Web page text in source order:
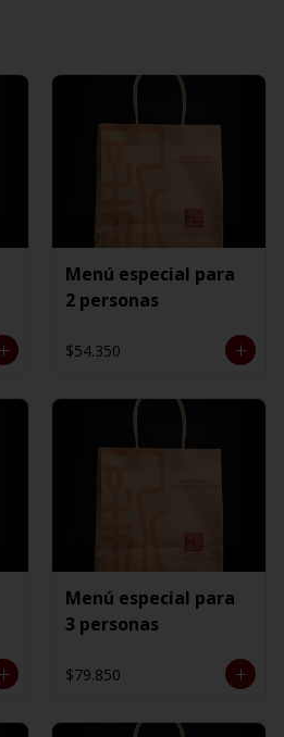
Menú especial para
2 personas
$54.350
Menú especial para
3 personas
$79.850